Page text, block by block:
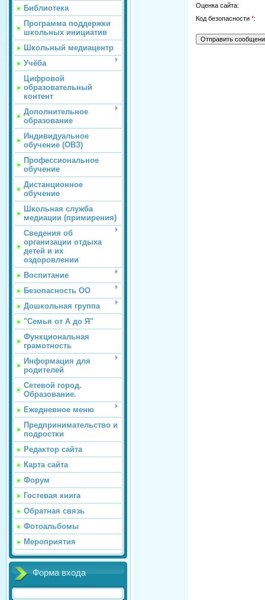
Библиотека
Программа поддержки
школьных инициатив
Школьный медиацентр
Учёба
Цифровой
образовательный
контент
Дополнительное
образование
Индивидуальное
обучение (ОВЗ)
Профессиональное
обучение
Дистанционное
обучение
Школьная служба
медиации (примирения)
Сведения об
организации отдыха
детей и их
оздоровлении
Воспитание
Безопасность ОО
Дошкольная группа
"Семья от А до Я"
Функциональная
грамотность
Информация для
родителей
Сетевой город.
Образование.
Ежедневное меню
Предпринимательство и
подростки
Редактор сайта
Карта сайта
Форум
Гостевая книга
Обратная связь
Фотоальбомы
Мероприятия
Форма входа
Оценка сайта:
Код безопасности *: